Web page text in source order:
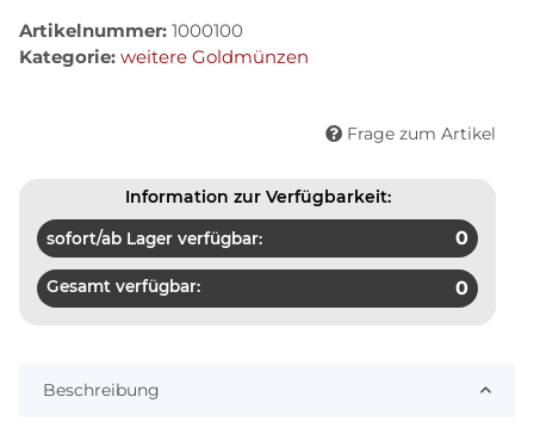
Artikelnummer: 1000100
Kategorie: weitere Goldmünzen
Frage zum Artikel
Information zur Verfügbarkeit:
sofort/ab Lager verfügbar: 0
Gesamt verfügbar: 0
Beschreibung